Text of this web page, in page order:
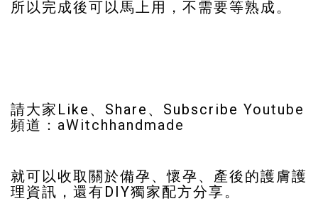
所以完成後可以馬上用，不需要等熟成。
請大家Like、Share、Subscribe Youtube
頻道：aWitchhandmade
就可以收取關於備孕、懷孕、產後的護膚護
理資訊，還有DIY獨家配方分享。